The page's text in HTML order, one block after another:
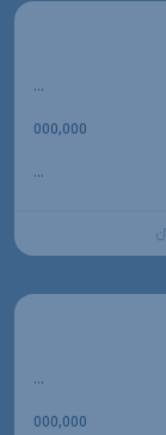
...
000,000
...
...
000,000